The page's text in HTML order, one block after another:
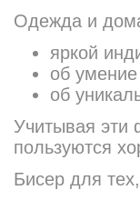
Одежда и
яркой
об
об
Учитывая эти
пользуются
Бисер для